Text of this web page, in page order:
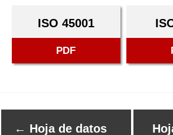
ISO 45001
PDF
← Hoja de datos